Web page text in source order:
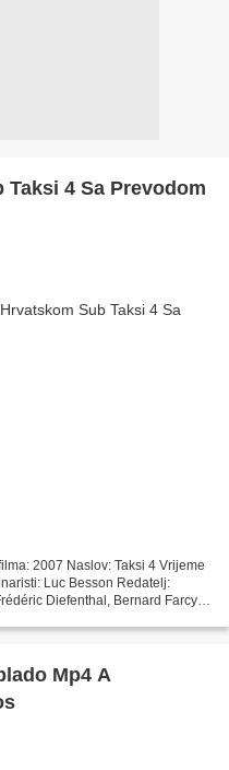
Taksi 4 Sa Prevodom
2007 Naslov: Taksi 4 Vrijeme
Luc Besson Redatelj:
Diefenthal, Bernard Farcy
Mp4 A